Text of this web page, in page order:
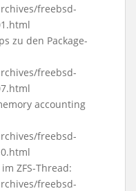
freebsd-
zu den Package-
freebsd-
accounting
freebsd-
ZFS-Thread:
freebsd-